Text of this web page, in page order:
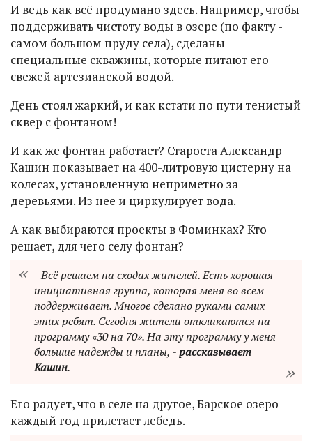
И ведь как всё продумано здесь. Например, чтобы
поддерживать чистоту воды в озере (по факту -
самом большом пруду села), сделаны
специальные скважины, которые питают его
свежей артезианской водой.
День стоял жаркий, и как кстати по пути тенистый
сквер с фонтаном!
И как же фонтан работает? Староста Александр
Кашин показывает на 400-литровую цистерну на
колесах, установленную неприметно за
деревьями. Из нее и циркулирует вода.
А как выбираются проекты в Фоминках? Кто
решает, для чего селу фонтан?
- Всё решаем на сходах жителей. Есть хорошая
инициативная группа, которая меня во всем
поддерживает. Многое сделано руками самих
этих ребят. Сегодня жители откликаются на
программу «30 на 70». На эту программу у меня
большие надежды и планы, -рассказывает
Кашин.
Его радует, что в селе на другое, Барское озеро
каждый год прилетает лебедь.